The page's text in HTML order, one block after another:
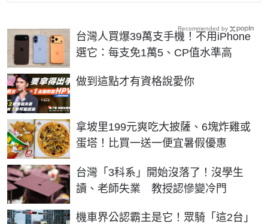
台灣人買爆39萬支手機！不用iPhone
選它：每支免1萬5、CP值水準高
做到這點才有資格說愛你
PR
拿坡里199元爽吃大披薩、6塊炸雞或
蛋塔！比買一送一便宜暑假優惠
台灣「3科系」開始沒落了！沒學生
讀、老師失業 教授認慘變冷門
機車界公認霸主是它！眾騎「這2台」
Recommended by